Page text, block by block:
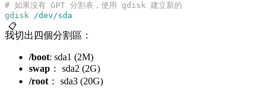
# 如果沒有 GPT 分割表，使用 gdisk 建立新的
gdisk /dev/sda
📋
我切出四個分割區：
/boot: sda1 (2M)
swap ： sda2 (2G)
/root ： sda3 (20G)